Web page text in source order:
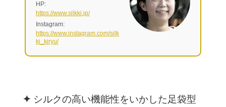
HP:
https://www.silkki.jp/
Instagram:
https://www.instagram.com/silk
ki_kiryu/
✦ シルクの高い機能性をいかした足袋型